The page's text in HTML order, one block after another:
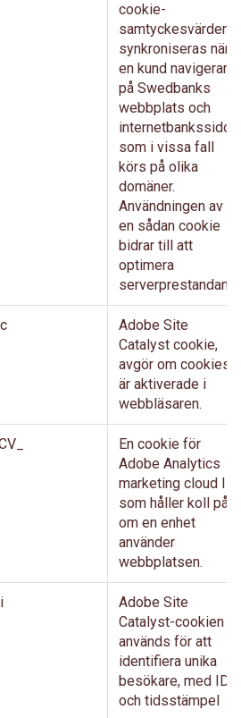
cookie-
samtyckesvärden
synkroniseras när
en kund navigerar
på Swedbanks
webbplats och
internetbankssidor,
som i vissa fall
körs på olika
domäner.
Användningen av
en sådan cookie
bidrar till att
optimera
serverprestandan.
Adobe Site
Catalyst cookie,
avgör om cookies
är aktiverade i
webbläsaren.
En cookie för
Adobe Analytics
marketing cloud ID,
som håller koll på
om en enhet
använder
webbplatsen.
Adobe Site
Catalyst-cookien
används för att
identifiera unika
besökare, med ID
och tidsstämpel